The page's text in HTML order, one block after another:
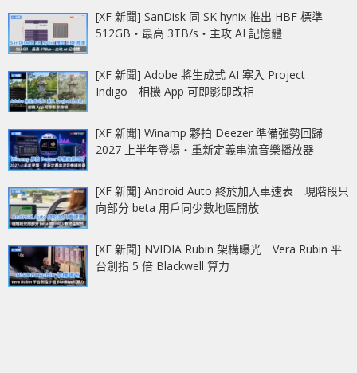
[XF 新聞] SanDisk 同 SK hynix 推出 HBF 標準
512GB‧最高 3TB/s‧主攻 AI 記憶體
[XF 新聞] Adobe 將生成式 AI 塞入 Project
Indigo 相機 App 可即影即改相
[XF 新聞] Winamp 夥拍 Deezer 準備強勢回歸
2027 上半年登場‧重新定義串流音樂播放器
[XF 新聞] Android Auto 終於加入車速表 現階段只
向部分 beta 用戶同少數地區開放
[XF 新聞] NVIDIA Rubin 架構曝光 Vera Rubin 平
台劍指 5 倍 Blackwell 算力